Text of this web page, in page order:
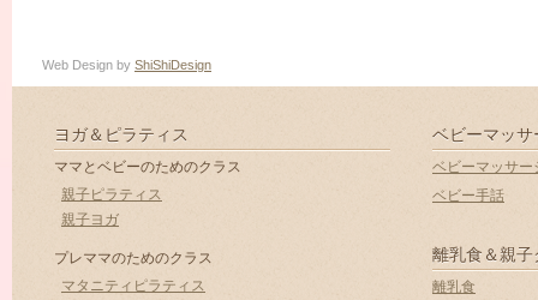
Web Design by ShiShiDesign
ヨガ＆ピラティス
ママとベビーのためのクラス
親子ピラティス
親子ヨガ
プレママのためのクラス
マタニティピラティス
ベビーマッ
ベビーマッサー
ベビー手話
離乳食＆親子
離乳食